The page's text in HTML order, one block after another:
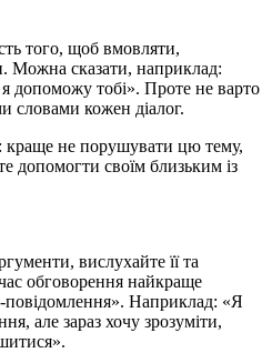
того, щоб вмовляти,
Можна сказати, наприклад:
допоможу тобі». Проте не варто
словами кожен діалог.
краще не порушувати цю тему,
допомогти своїм близьким із
вислухайте її та
обговорення найкраще
повідомлення». Наприклад: «Я
але зараз хочу зрозуміти,